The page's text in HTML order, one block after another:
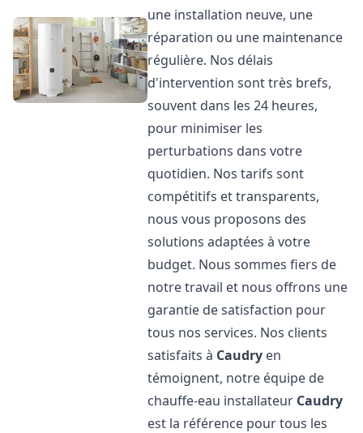
une installation neuve, une
réparation ou une maintenance
régulière. Nos délais
d'intervention sont très brefs,
souvent dans les 24 heures,
pour minimiser les
perturbations dans votre
quotidien. Nos tarifs sont
compétitifs et transparents,
nous vous proposons des
solutions adaptées à votre
budget. Nous sommes fiers de
notre travail et nous offrons une
garantie de satisfaction pour
tous nos services. Nos clients
satisfaits à Caudry en
témoignent, notre équipe de
chauffe-eau installateur Caudry
est la référence pour tous les